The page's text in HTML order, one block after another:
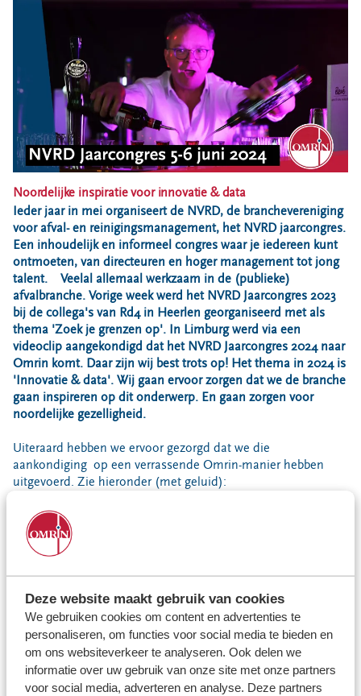
Deze website maakt gebruik van cookies
We gebruiken cookies om content en advertenties te
personaliseren, om functies voor social media te bieden en
om ons websiteverkeer te analyseren. Ook delen we
informatie over uw gebruik van onze site met onze partners
voor social media, adverteren en analyse. Deze partners
Bouwcontainer huren
Ons verhaal
Nieuws
Ontdek Omrin
Over Omrin
Hier werken we aan
Ecopark De Wierde
Reststoffen Energie Centrale
Projecten
Contact
Storing, klacht of vraag
Klantenservice SYP
VeeIgestelde vragen
Pers
Locaties
Werken bij
Voor gemeenten
Voor leveranciers en bezoekers
Noordelijke inspiratie voor innovatie & data
Ieder jaar in mei organiseert de NVRD, de branchevereniging
voor afval- en reinigingsmanagement, het NVRD jaarcongres.
Een inhoudelijk en informeel congres waar je iedereen kunt
ontmoeten, van directeuren en hoger management tot jong
talent. Veelal allemaal werkzaam in de (publieke)
afvalbranche. Vorige week werd het NVRD Jaarcongres 2023
bij de collega's van Rd4 in Heerlen georganiseerd met als
thema 'Zoek je grenzen op'. In Limburg werd via een
videoclip aangekondigd dat het NVRD Jaarcongres 2024 naar
Omrin komt. Daar zijn wij best trots op! Het thema in 2024 is
'Innovatie & data'. Wij gaan ervoor zorgen dat we de branche
gaan inspireren op dit onderwerp. En gaan zorgen voor
noordelijke gezelligheid.
Uiteraard hebben we ervoor gezorgd dat we die
aankondiging op een verrassende Omrin-manier hebben
uitgevoerd. Zie hieronder (met geluid):